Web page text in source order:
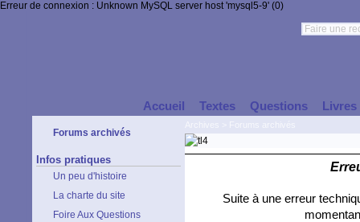
Erreur de connexion : Unknown MySQL server host 'mysql5-9' (0)
Accueil Textes Questions Livres
Forums archivés
Infos pratiques
Un peu d'histoire
La charte du site
Foire Aux Questions
Suite à une erreur